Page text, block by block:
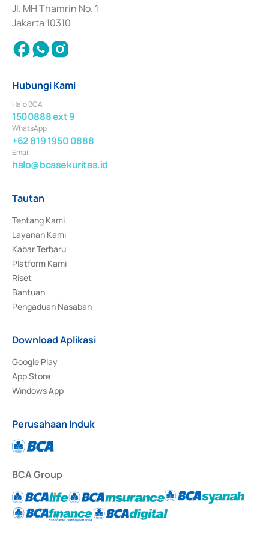
Jl. MH Thamrin No. 1
Jakarta 10310
Hubungi Kami
Halo BCA
1500888 ext 9
WhatsApp
+62 819 1950 0888
Email
halo@bcasekuritas.id
Tautan
Tentang Kami
Layanan Kami
Kabar Terbaru
Platform Kami
Riset
Bantuan
Pengaduan Nasabah
Download Aplikasi
Google Play
App Store
Windows App
Perusahaan Induk
BCA Group